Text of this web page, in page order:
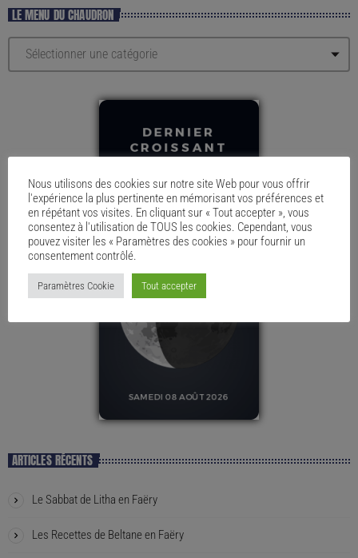
LE MENU DU CHAUDRON
ARTICLES RÉCENTS
Le Sabbat de Litha en Faëry
Les Recettes de Beltane en Faëry
Nous utilisons des cookies sur notre site Web pour vous offrir
l'expérience la plus pertinente en mémorisant vos préférences et
en répétant vos visites. En cliquant sur « Tout accepter », vous
consentez à l'utilisation de TOUS les cookies. Cependant, vous
pouvez visiter les « Paramètres des cookies » pour fournir un
consentement contrôlé.
Paramètres Cookie Tout accepter